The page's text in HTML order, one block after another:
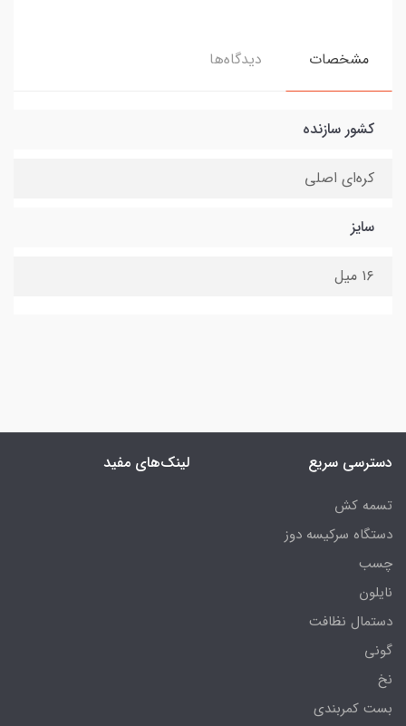
مشخصات دیدگاه‌ها
کشور سازنده
کره‌ای اصلی
سایز
۱۶ میل
دسترسی سریع
تسمه کش
دستگاه سرکیسه دوز
چسب
نایلون
دستمال نظافت
گونی
نخ
بست کمربندی
لینک‌های مفید